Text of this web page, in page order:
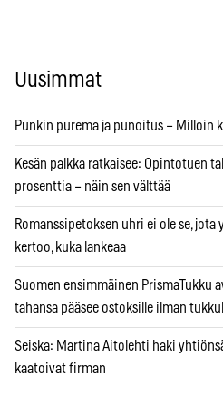
Uusimmat
Punkin purema ja punoitus – Milloin
Kesän palkka ratkaisee: Opintotuen
prosenttia – näin sen välttää
Romanssipetoksen uhri ei ole se,
kertoo, kuka lankeaa
Suomen ensimmäinen PrismaTukku
tahansa pääsee ostoksille ilman
Seiska: Martina Aitolehti haki
kaatoivat firman